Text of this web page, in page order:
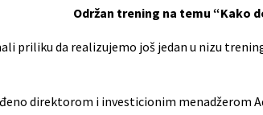
Održan trening na temu “Kako
priliku da realizujemo još jedan u nizu
direktorom i investicionim menadžerom